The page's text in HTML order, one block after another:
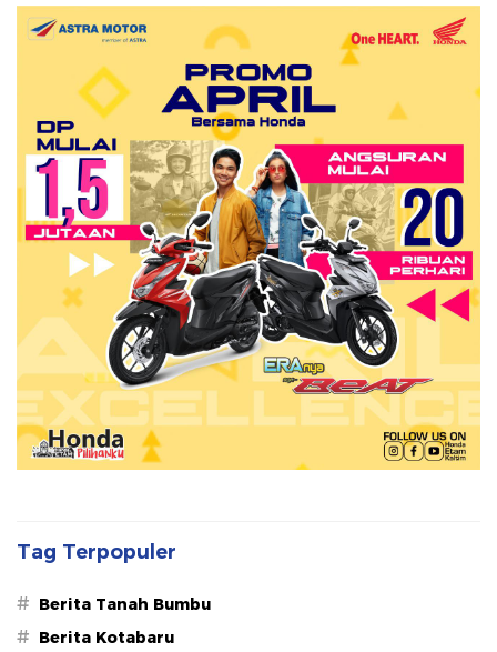
Tag Terpopuler
# Berita Tanah Bumbu
# Berita Kotabaru